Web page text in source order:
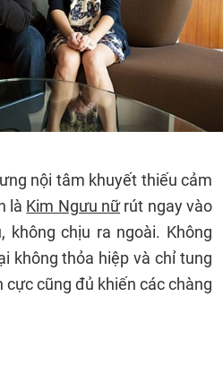
nội tâm khuyết thiếu cảm
là Kim Ngưu nữrút ngay vào
không chịu ra ngoài. Không
không thỏa hiệp và chỉ tung
cũng đủ khiến các chàng